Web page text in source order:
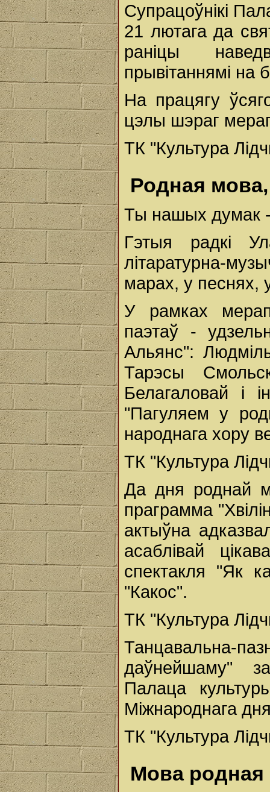
Супрацоўнікі
21 лютага да
раніцы
прывітаннямі на
На працягу
цэлы шэраг
ТК "Культура
Родная
Ты нашых думак -
Гэтыя радкі
літаратурна-
марах, у песнях,
У рамках
паэтаў -
Альянс":
Тарэсы
Белагаловай і
"Пагуляем у
народнага хору
ТК "Культура
Да дня роднай
праграмма
актыўна
асаблівай
спектакля "Як
"Какос".
ТК "Культура
Танцавальна-
даўнейшаму"
Палаца
Міжнароднага
ТК "Культура
Мова родная